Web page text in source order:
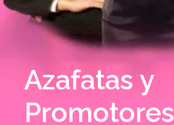
Azafatas y
Promotores